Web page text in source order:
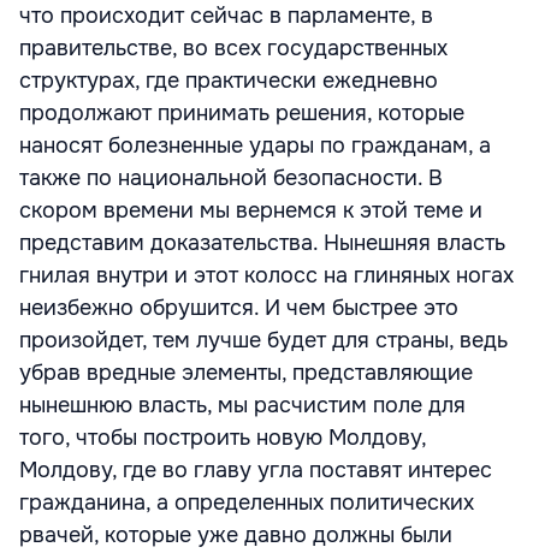
что происходит сейчас в парламенте, в
правительстве, во всех государственных
структурах, где практически ежедневно
продолжают принимать решения, которые
наносят болезненные удары по гражданам, а
также по национальной безопасности. В
скором времени мы вернемся к этой теме и
представим доказательства. Нынешняя власть
гнилая внутри и этот колосс на глиняных ногах
неизбежно обрушится. И чем быстрее это
произойдет, тем лучше будет для страны, ведь
убрав вредные элементы, представляющие
нынешнюю власть, мы расчистим поле для
того, чтобы построить новую Молдову,
Молдову, где во главу угла поставят интерес
гражданина, а определенных политических
рвачей, которые уже давно должны были